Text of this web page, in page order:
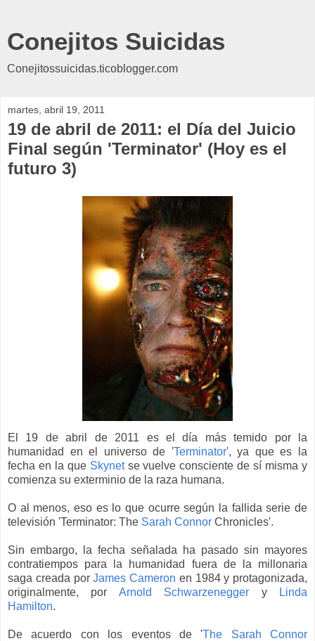
Conejitos Suicidas
Conejitossuicidas.ticoblogger.com
martes, abril 19, 2011
19 de abril de 2011: el Día del Juicio
Final según 'Terminator' (Hoy es el
futuro 3)
El 19 de abril de 2011 es el día más temido por la
humanidad en el universo de 'Terminator', ya que es la
fecha en la que Skynetse vuelve consciente de sí misma y
comienza su exterminio de la raza humana.
O al menos, eso es lo que ocurre según la fallida serie de
televisión 'Terminator: The Sarah Connor Chronicles'.
Sin embargo, la fecha señalada ha pasado sin mayores
contratiempos para la humanidad fuera de la millonaria
saga creada porJames Cameron en 1984 y protagonizada,
originalmente, por Arnold Schwarzenegger y
Linda
Hamilton.
De acuerdo con los eventos de 'The Sarah Connor